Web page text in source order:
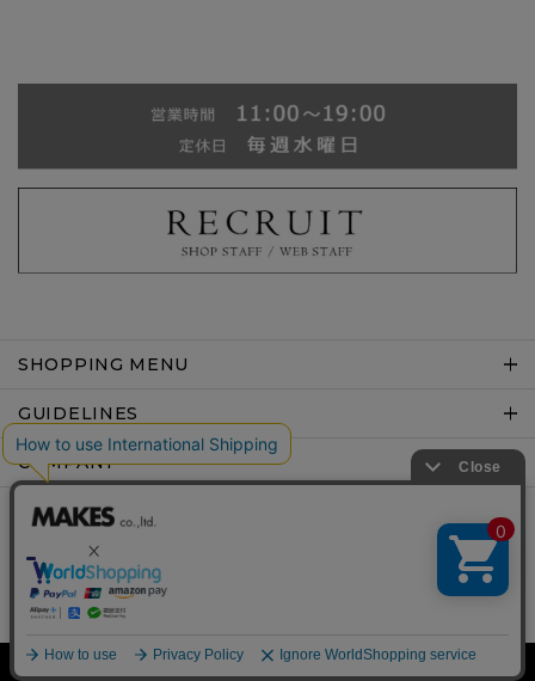
SHOPPING MENU
GUIDELINES
COMPANY
Copyright © MAKES co.,ltd .All rights reserved